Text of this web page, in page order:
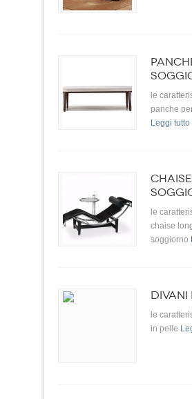
le
panche
Leggi tutto
le
chaise
soggiorno
DIVANI
le
in pelle